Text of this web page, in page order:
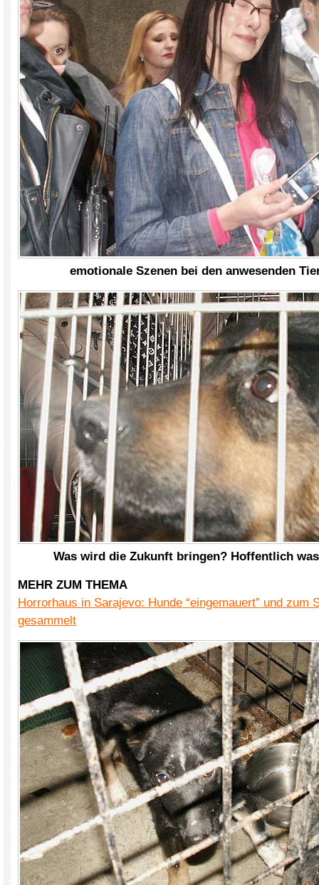
emotionale Szenen bei den anwesenden
Was wird die Zukunft bringen? Hoffentlich
MEHR ZUM THEMA
Horrorhaus in Sarajevo: Hunde “eingemauert” und zum
gesammelt